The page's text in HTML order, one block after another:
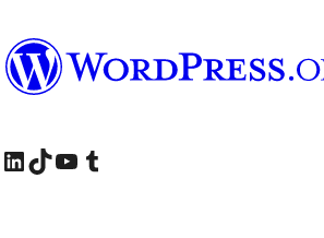
de Facebook
nosa conta de Instagram
Visita a nosa conta de LinkedIn
Visita a nosa conta de TikTok
Visita a nosa canle de YouTube
Visita a nosa conta de Tumblr